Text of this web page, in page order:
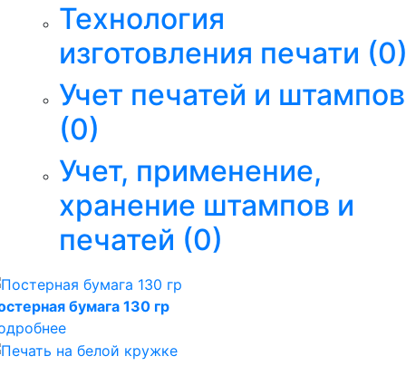
Технология
изготовления печати
Учет печатей и штампов
(0)
Учет, применение,
хранение штампов и
печатей (0)
бумага 130 гр